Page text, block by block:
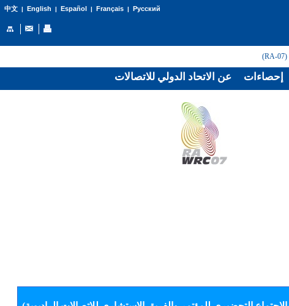
中文| English | Español | Français| Русский
عن الاتحاد الدولي للاتصالات إحصاءات